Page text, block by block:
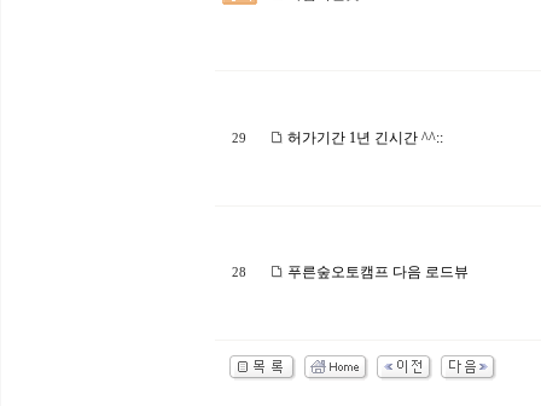
29 허가기간 1년 긴시간 ^^::
28 푸른숲오토캠프 다음 로드뷰